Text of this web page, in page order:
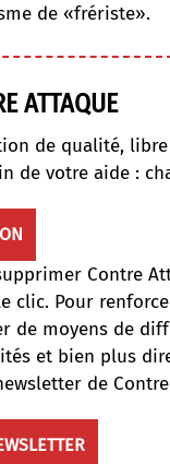
de «frériste».
ATTAQUE
de qualité,
de votre aide :
Contre
clic. Pour
de moyens de
et bien plus
de